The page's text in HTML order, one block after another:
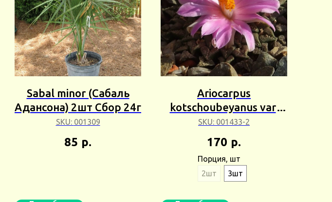
Sabal minor (Сабаль
Адансона) 2шт Сбор 24г
SKU: 001309
85 р.
Ariocarpus
kotschoubeyanus var.
macdowellii
(Ариокарпус Кочубея
Макдауэла) Сбор 25г
SKU: 001433-2
170 р.
Порция, шт
2шт
3шт